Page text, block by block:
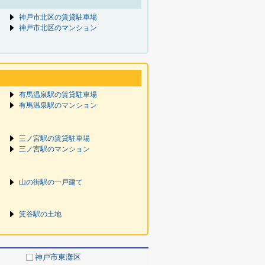
神戸市北区の賃貸駐車場
神戸市北区のマンション
有馬温泉駅の賃貸駐車場
有馬温泉駅のマンション
三ノ宮駅の賃貸駐車場
三ノ宮駅のマンション
山の街駅の一戸建て
箕谷駅の土地
神戸市東灘区